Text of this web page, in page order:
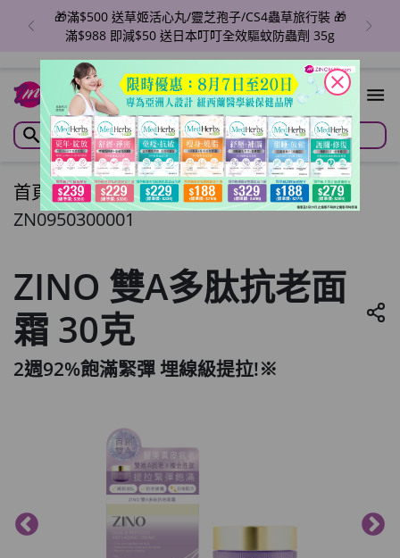
/CS4蟲草旅行裝 🎁
效驅蚊防蟲劑 35g
🎁滿$1988即減$150 🎁滿$2980 即享
草姬產品x1盒
首頁/ZINO 雙A多肽抗老面霜 30克
ZN0950300001
ZINO 雙A多肽抗老面
霜 30克
2週92%飽滿緊彈 埋線級提拉!※
close